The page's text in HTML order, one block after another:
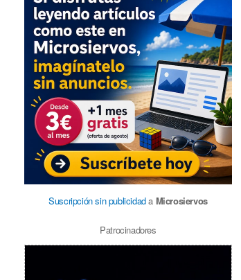
Suscripción sin publicidada Microsiervos
Patrocinadores